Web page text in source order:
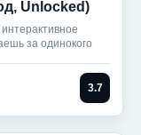
Unlocked)
за одинокого
3.7